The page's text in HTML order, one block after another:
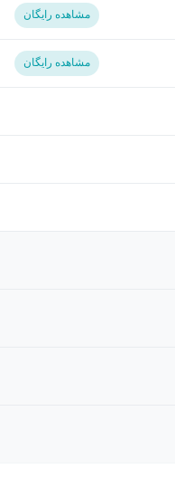
مشاهده رایگان
مشاهده رایگان